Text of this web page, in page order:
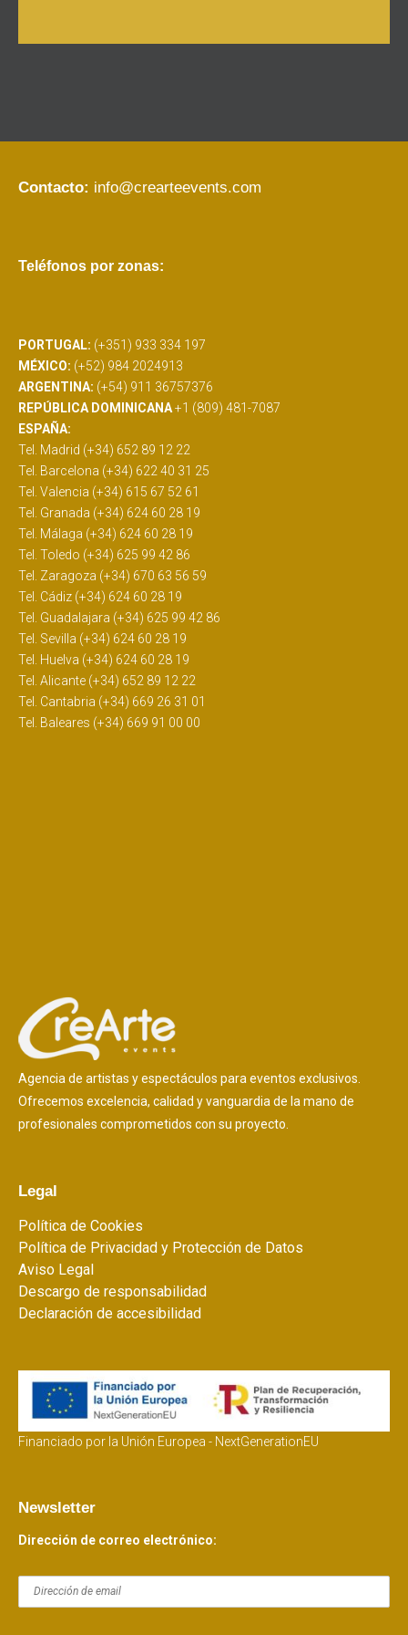
Contacto: info@crearteevents.com
Teléfonos por zonas:
PORTUGAL: (+351) 933 334 197
MÉXICO: (+52) 984 2024913
ARGENTINA: (+54) 911 36757376
REPÚBLICA DOMINICANA+1 (809) 481-7087
ESPAÑA:
Tel. Madrid (+34) 652 89 12 22
Tel. Barcelona (+34) 622 40 31 25
Tel. Valencia (+34) 615 67 52 61
Tel. Granada (+34) 624 60 28 19
Tel. Málaga (+34) 624 60 28 19
Tel. Toledo (+34) 625 99 42 86
Tel. Zaragoza (+34) 670 63 56 59
Tel. Cádiz (+34) 624 60 28 19
Tel. Guadalajara (+34) 625 99 42 86
Tel. Sevilla (+34) 624 60 28 19
Tel. Huelva (+34) 624 60 28 19
Tel. Alicante (+34) 652 89 12 22
Tel. Cantabria (+34) 669 26 31 01
Tel. Baleares (+34) 669 91 00 00
Agencia de artistas y espectáculos para eventos exclusivos.
Ofrecemos excelencia, calidad y vanguardia de la mano de
profesionales comprometidos con su proyecto.
Legal
Política de Cookies
Política de Privacidad y Protección de Datos
Aviso Legal
Descargo de responsabilidad
Declaración de accesibilidad
Financiado por la Unión Europea - NextGenerationEU
Newsletter
Dirección de correo electrónico: